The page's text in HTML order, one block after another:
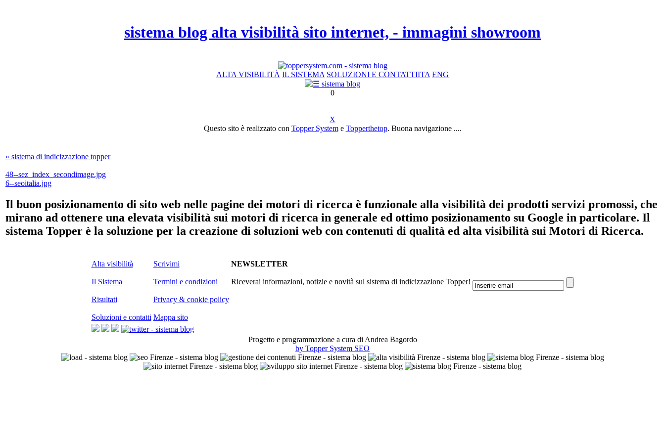
sistema blog alta visibilità sito internet, - immagini showroom
ALTA VISIBILITÀ IL SISTEMA SOLUZIONI E CONTATTIITA ENG
0
X
Questo sito è realizzato con Topper Systeme Topperthetop. Buona navigazione ....
« sistema di indicizzazione topper
48--sez_index_secondimage.jpg
6--seoitalia.jpg
Il buon posizionamento di sito web nelle pagine dei motori di ricerca è funzionale alla visibilità dei prodotti servizi promossi, che
mirano ad ottenere una elevata visibilità sui motori di ricerca in generale ed ottimo posizionamento su Google in particolare. Il
sistema Topper è la soluzione per la creazione di soluzioni web con contenuti di qualità ed alta visibilità sui Motori di Ricerca.
Alta visibilità
Il Sistema
Risultati
Soluzioni e contatti
Scrivimi
Termini e condizioni
Privacy & cookie policy
Mappa sito
NEWSLETTER
Riceverai informazioni, notizie e novità sul sistema di indicizzazione Topper!
Progetto e programmazione a cura di Andrea Bagordo
by Topper System SEO